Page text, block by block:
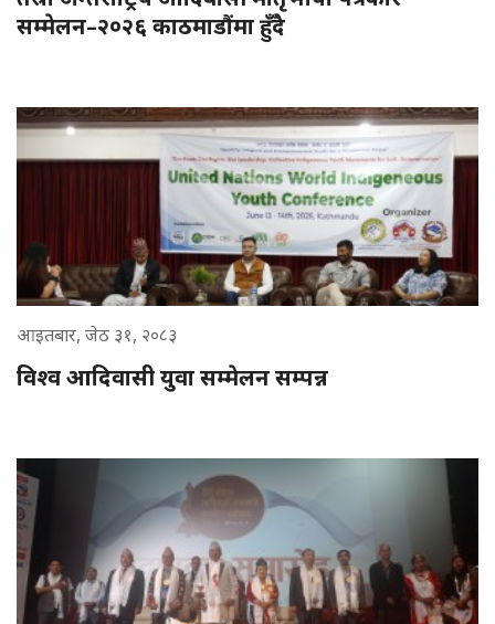
सम्मेलन–२०२६ काठमाडौंमा हुँदै
आइतबार, जेठ ३१, २०८३
विश्व आदिवासी युवा सम्मेलन सम्पन्न